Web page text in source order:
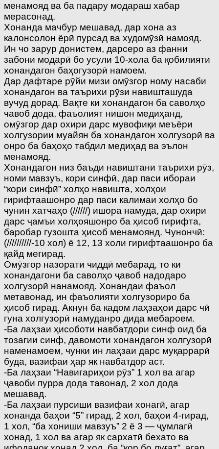
менамояд ва ба падару модараш хабар
мерасонад.
Xонанда мачбур мешавад, дар хона аз
калонсолон ёрӣ пурсад ва худомӯзӣ намояд.
Ин чо зарур донистем, дарсеро аз фанни
забони модарӣ бо усули 10-хола ба қобилияти
хонандагон баҳогузорӣ намоем.
Дар дафтаре рӯйи мизи омӯзгор ному насаби
хонандагон ва таърихи рӯзи навишташуда
вучуд дорад. Вақте ки хонандагон ба саволҳо
чавоб дода, фаъолият нишон медиҳанд,
омӯзгор дар охири дарс мувофиқи меъёри
холгузории муайян ба хонандагон холгузорӣ ва
онро ба баҳоҳо табдил медиҳад ва эълон
менамояд.
Xонандагон низ баъди навиштани таърихи рӯз,
номи мавзуъ, кори синфӣ, дар паси ибораи
“кори синфӣ” холҳо навишта, холҳои
гирифтаашонро дар паси калимаи холҳо бо
чунин хатчаҳо (//////) ишора намуда, дар охири
дарс ҷамъи холҳояшонро ба ҳисоб гирифта,
баробар гузошта ҳисоб менамоянд. Чунончӣ:
(//////////-10 хол) ё 12, 13 холи гирифтаашонро ба
қайд мегирад.
Омӯзгор назорати чиддӣ мебарад, то ки
хонандагони ба саволҳо ҷавоб надодаро
холгузорӣ нанамояд. Xонандаи фаъол
метавонад, ин фаъолияти холгузориро ба
ҳисоб гирад. Акнун ба кадом лаҳзаҳои дарс чӣ
гуна холгузорӣ намуданро дида мебароем.
-Ба лаҳзаи ҳисоботи навбатдори синф оид ба
тозагии синф, давомоти хонандагон холгузорӣ
наменамоем, чунки ин лаҳзаи дарс муқаррарӣ
буда, вазифаи ҳар як навбатдор аст.
-Ба лаҳзаи “Навигариҳои рӯз” 1 хол ва агар
ҷавоби пурра дода тавонад, 2 хол дода
мешавад.
-Ба лаҳзаи пурсиши вазифаи хонагӣ, агар
хонанда баҳои “5” гирад, 2 хол, баҳои 4-гирад,
1 хол, “ба хониши мавзуъ” 2 ё 3 — ҷумлагӣ
хонад, 1 хол ва агар як сархатӣ бехато ва